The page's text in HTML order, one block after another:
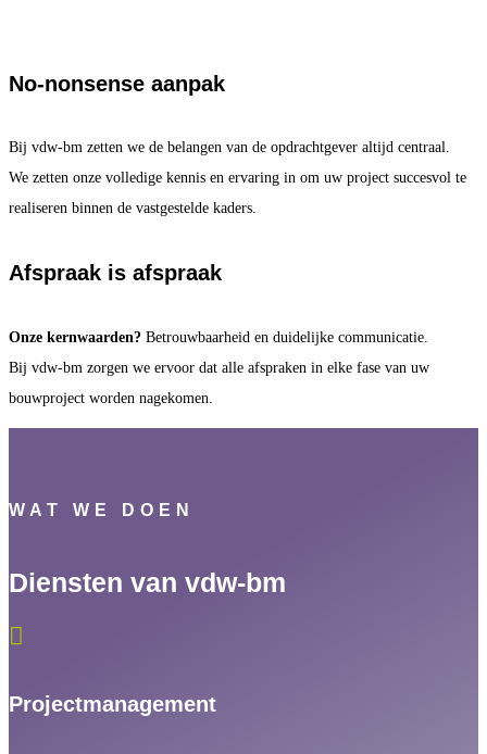
No-nonsense aanpak
Bij vdw-bm zetten we de belangen van de opdrachtgever altijd centraal.
We zetten onze volledige kennis en ervaring in om uw project succesvol te
realiseren binnen de vastgestelde kaders.
Afspraak is afspraak
Onze kernwaarden? Betrouwbaarheid en duidelijke communicatie.
Bij vdw-bm zorgen we ervoor dat alle afspraken in elke fase van uw
bouwproject worden nagekomen.
WAT WE DOEN
Diensten van vdw-bm

Projectmanagement